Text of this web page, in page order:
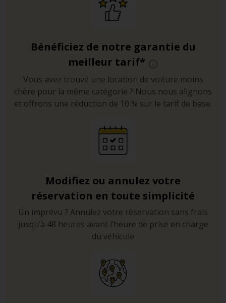
Bénéficiez de notre garantie du
meilleur tarif*
Vous avez trouvé une location de voiture moins
chère pour la même catégorie ? Nous nous alignons
et offrons une réduction de 10 % sur le tarif de base.
Modifiez ou annulez votre
réservation en toute simplicité
Un imprévu ? Annulez votre réservation sans frais
jusqu’à 48 heures avant l’heure de prise en charge
du véhicule